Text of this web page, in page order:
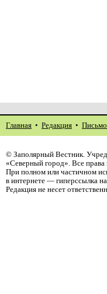
Главная • Редакция •
© Заполярный Вестник.
«Северный город». Все
При полном или частичном
в интернете — гиперссылка
Редакция не несет